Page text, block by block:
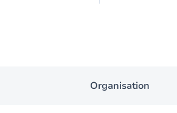
Organisation